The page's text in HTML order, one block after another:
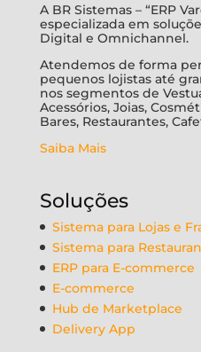
A BR Sistemas – “ERP
especializada em
Digital e Omnichannel.
Atendemos de forma
pequenos lojistas até
nos segmentos de
Acessórios, Joias,
Bares, Restaurantes,
Saiba Mais
Soluções
Sistema para Lojas e
Sistema para
ERP para E-commerce
E-commerce
Hub de Marketplace
Delivery App